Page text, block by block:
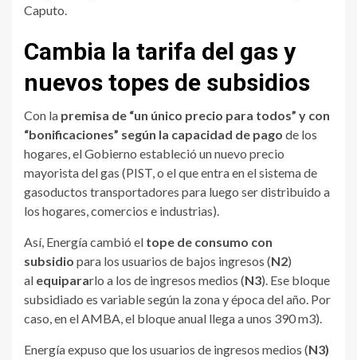
Caputo.
Cambia la tarifa del gas y
nuevos topes de subsidios
Con la premisa de “un único precio para todos” y con
“bonificaciones” según la capacidad de pago de los
hogares, el Gobierno estableció un nuevo precio
mayorista del gas (PIST, o el que entra en el sistema de
gasoductos transportadores para luego ser distribuido a
los hogares, comercios e industrias).
Así, Energía cambió el tope de consumo con
subsidio para los usuarios de bajos ingresos (N2)
al equipararlo a los de ingresos medios (N3). Ese bloque
subsidiado es variable según la zona y época del año. Por
caso, en el AMBA, el bloque anual llega a unos 390 m3).
Energía expuso que los usuarios de ingresos medios (N3)